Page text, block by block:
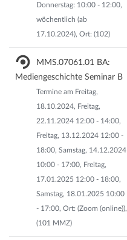
Donnerstag: 10:00 - 12:00,
wöchentlich (ab
17.10.2024), Ort: (102)
MMS.07061.01 BA:
Mediengeschichte Seminar B
Termine am Freitag,
18.10.2024, Freitag,
22.11.2024 12:00 - 14:00,
Freitag, 13.12.2024 12:00 -
18:00, Samstag, 14.12.2024
10:00 - 17:00, Freitag,
17.01.2025 12:00 - 18:00,
Samstag, 18.01.2025 10:00
- 17:00, Ort: (Zoom (online)),
(101 MMZ)